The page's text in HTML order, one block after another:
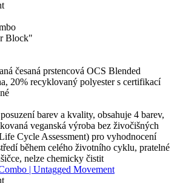
Block"
česaná prstencová OCS Blended
20% recyklovaný polyester s certifikací
barev a kvality, obsahuje 4 barev,
veganská výroba bez živočišných
Cycle Assessment) pro vyhodnocení
během celého životního cyklu, pratelné
nelze chemicky čistit
| Untagged Movement